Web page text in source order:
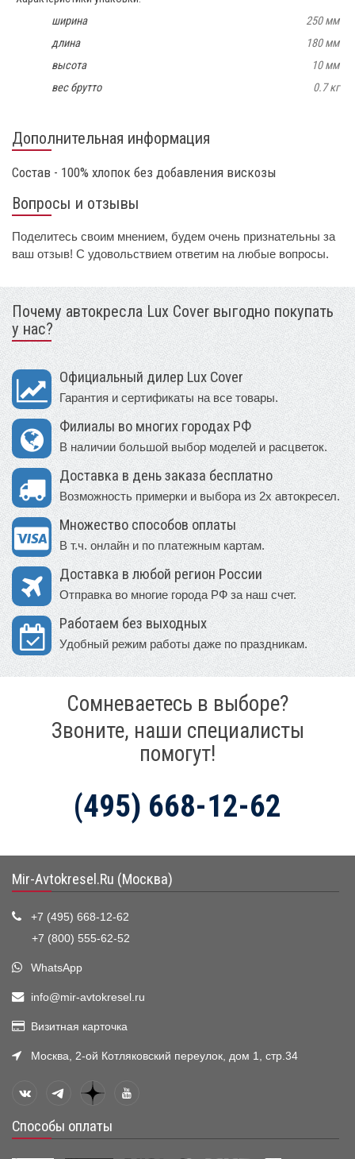
ширина
250 мм
длина
180 мм
высота
10 мм
вес брутто
0.7 кг
Дополнительная информация
Состав - 100% хлопок без добавления вискозы
Вопросы и отзывы
Поделитесь своим мнением, будем очень признательны за
ваш отзыв! С удовольствием ответим на любые вопросы.
Почему автокресла Lux Cover выгодно покупать
у нас?
Официальный дилер Lux Cover
Гарантия и сертификаты на все товары.
Филиалы во многих городах РФ
В наличии большой выбор моделей и расцветок.
Доставка в день заказа бесплатно
Возможность примерки и выбора из 2х автокресел.
Множество способов оплаты
В т.ч. онлайн и по платежным картам.
Доставка в любой регион России
Отправка во многие города РФ за наш счет.
Работаем без выходных
Удобный режим работы даже по праздникам.
Сомневаетесь в выборе?
Звоните, наши специалисты
помогут!
(495) 668-12-62
Mir-Avtokresel.Ru (Москва)
+7 (495) 668-12-62
+7 (800) 555-62-52
WhatsApp
info@mir-avtokresel.ru
Визитная карточка
Москва, 2-ой Котляковский переулок, дом 1, стр.34
Способы оплаты